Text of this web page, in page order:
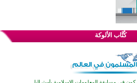
كُتَّاب الألوكة
للمسلمين في بينزا وساراتوف وموردوفيا هذا العام
حفظ وتلاوة القرآن الكريم في أزناكاييف
في بنغلاديش بمشاركة 3000 متسابق